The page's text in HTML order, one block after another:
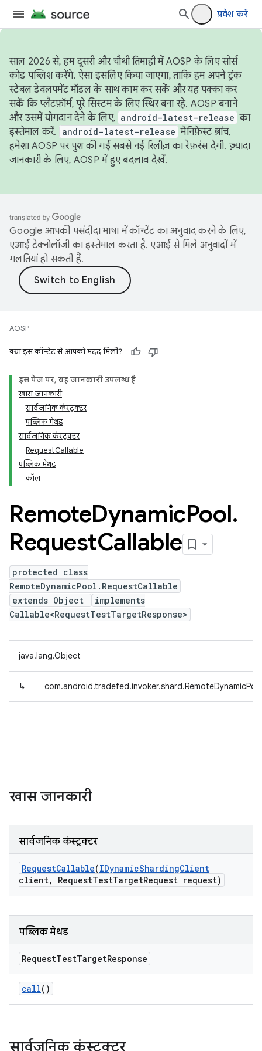
प्रवेश करें
साल 2026 से, हम दूसरी और चौथी तिमाही में AOSP के लिए सोर्स
कोड पब्लिश करेंगे. ऐसा इसलिए किया जाएगा, ताकि हम अपने ट्रंक
स्टेबल डेवलपमेंट मॉडल के साथ काम कर सकें और यह पक्का कर
सकें कि प्लैटफ़ॉर्म, पूरे सिस्टम के लिए स्थिर बना रहे. AOSP बनाने
और उसमें योगदान देने के लिए, android-latest-release का
इस्तेमाल करें.
android-latest-release मेनिफ़ेस्ट ब्रांच,
हमेशा AOSP पर पुश की गई सबसे नई रिलीज़ का रेफ़रंस देगी. ज़्यादा
जानकारी के लिए, AOSP में हुए बदलावदेखें.
Google आपकी पसंदीदा भाषा में कॉन्टेंट का अनुवाद करने के लिए,
एआई टेक्नोलॉजी का इस्तेमाल करता है. एआई से मिले अनुवादों में
गलतियां हो सकती हैं.
AOSP
क्या इस कॉन्टेंट से आपको मदद मिली?
इस पेज पर, यह जानकारी उपलब्ध है
खास जानकारी
सार्वजनिक कंस्ट्रक्टर
पब्लिक मेथड
सार्वजनिक कंस्ट्रक्टर
RequestCallable
पब्लिक मेथड
कॉल
RemoteDynamicPool.
RequestCallable
protected class
RemoteDynamicPool.RequestCallable
extends Object
implements
Callable<RequestTestTargetResponse>
java.lang.Object
↳
खास जानकारी
सार्वजनिक कंस्ट्रक्टर
RequestCallable(IDynamicShardingClient
client, RequestTestTargetRequest request)
पब्लिक मेथड
RequestTestTargetResponse
call()
सार्वजनिक कंस्ट्रक्टर